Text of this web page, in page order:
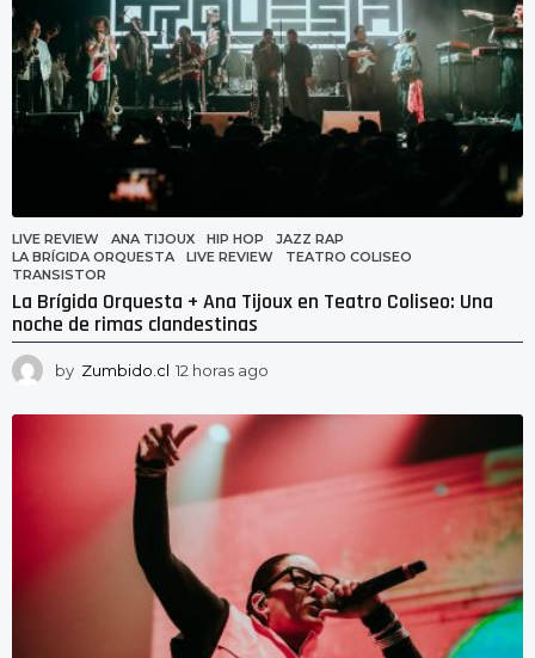
LIVE REVIEW ANA TIJOUX ,HIP HOP ,JAZZ RAP
LA BRÍGIDA ORQUESTA
,LIVE REVIEW ,TEATRO COLISEO
TRANSISTOR
La Brígida Orquesta + Ana Tijoux en Teatro Coliseo: Una
noche de rimas clandestinas
by Zumbido.cl 12 horas ago
o
r
o